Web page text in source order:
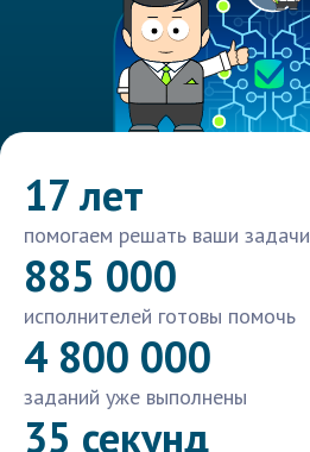
17 лет
помогаем решать ваши задачи
885 000
исполнителей готовы помочь
4 800 000
заданий уже выполнены
35 секунд